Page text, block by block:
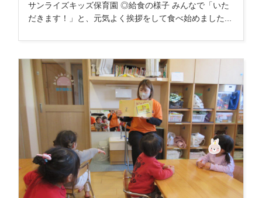
サンライズキッズ保育園 ◎給食の様子 みんなで「いた
だきます！」と、元気よく挨拶をして食べ始めました...